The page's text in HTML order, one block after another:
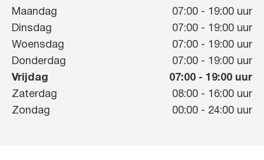
Maandag 07:00 - 19:00 uur
Dinsdag
07:00 - 19:00 uur
Woensdag
07:00 - 19:00 uur
Donderdag
07:00 - 19:00 uur
Vrijdag
07:00 - 19:00 uur
Zaterdag
08:00 - 16:00 uur
Zondag
00:00 - 24:00 uur